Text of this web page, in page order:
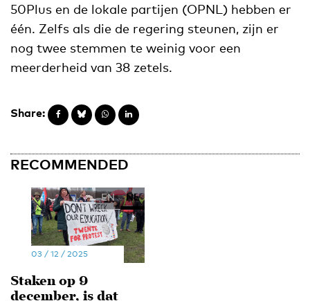
50Plus en de lokale partijen (OPNL) hebben er
één. Zelfs als die de regering steunen, zijn er
nog twee stemmen te weinig voor een
meerderheid van 38 zetels.
Share:
RECOMMENDED
EN NL
03 / 12 / 2025
Staken op 9